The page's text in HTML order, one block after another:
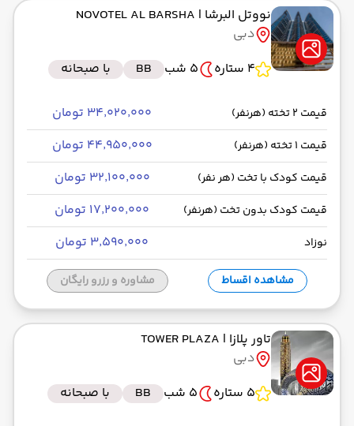
نووتل البرشا | NOVOTEL AL BARSHA
دبی
4 ستاره
5 شب BB با صبحانه
قیمت 2 تخته (هرنفر) ۳۴٬۰۲۰٬۰۰۰ تومان
قیمت 1 تخته (هرنفر) ۴۴٬۹۵۰٬۰۰۰ تومان
قیمت کودک با تخت (هر نفر) ۳۲٬۱۰۰٬۰۰۰ تومان
قیمت کودک بدون تخت (هرنفر) ۱۷٬۲۰۰٬۰۰۰ تومان
نوزاد ۳٬۵۹۰٬۰۰۰ تومان
مشاهده اقساط مشاوره و رزرو رایگان
تاور پلازا | TOWER PLAZA
دبی
5 ستاره
5 شب BB با صبحانه